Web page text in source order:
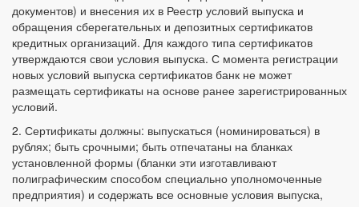
документов) и внесения их в Реестр условий выпуска и
обращения сберегательных и депозитных сертификатов
кредитных организаций. Для каждого типа сертификатов
утверждаются свои условия выпуска. С момента регистрации
новых условий выпуска сертификатов банк не может
размещать сертификаты на основе ранее зарегистрированных
условий.
2. Сертификаты должны: выпускаться (номинироваться) в
рублях; быть срочными; быть отпечатаны на бланках
установленной формы (бланки эти изготавливают
полиграфическим способом специально уполномоченные
предприятия) и содержать все основные условия выпуска,